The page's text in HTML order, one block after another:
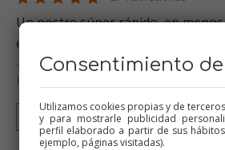
Un postre súper rápido, en
el toque de crema de cca…
Tartas,Dulces varios ,Thermomix,
Recetas para cumpleaños
Thermomix Tradicional Mambo
Consentimiento
Utilizamos cookies propias y de
y para mostrarle publicidad
perfil elaborado a partir de sus
ejemplo, páginas visitadas).